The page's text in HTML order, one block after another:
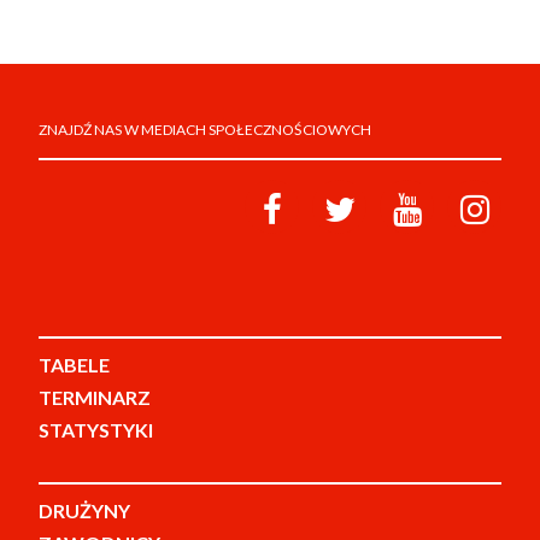
ZNAJDŹ NAS W MEDIACH SPOŁECZNOŚCIOWYCH
TABELE
TERMINARZ
STATYSTYKI
DRUŻYNY